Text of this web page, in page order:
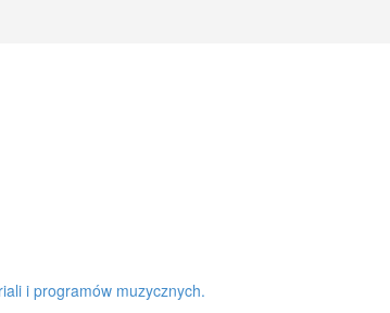
i programów muzycznych.